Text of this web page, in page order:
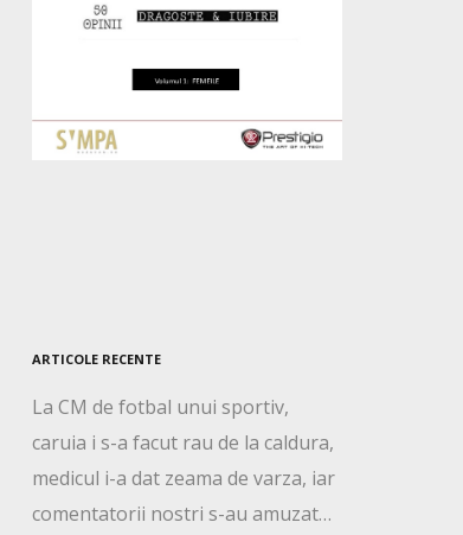
ARTICOLE RECENTE
La CM de fotbal unui sportiv,
caruia i s-a facut rau de la caldura,
medicul i-a dat zeama de varza, iar
comentatorii nostri s-au amuzat…